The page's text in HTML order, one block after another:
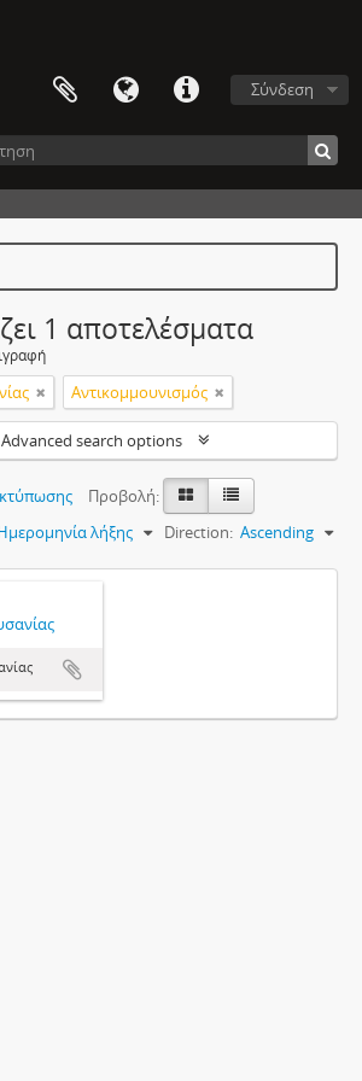
Σύνδεση
1 αποτελέσματα
Αντικομμουνισμός
Advanced search options
Προβολή:
λήξης Direction: Ascending